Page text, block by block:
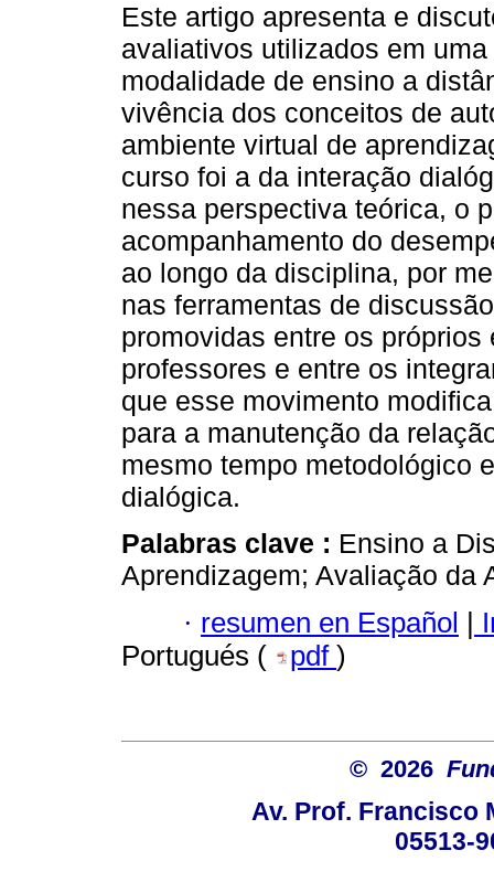
Este artigo apresenta e
avaliativos utilizados em
modalidade de ensino a
vivência dos conceitos de
ambiente virtual de
curso foi a da interação
nessa perspectiva teórica, o
acompanhamento do
ao longo da disciplina, por
nas ferramentas de
promovidas entre os
professores e entre os
que esse movimento
para a manutenção da
mesmo tempo metodológico
dialógica.
Palabras clave : Ensino a
Aprendizagem; Avaliação da
· resumen en Español |
Portugués (
pdf )
© 2026
Av. Prof. Francisco
05513-